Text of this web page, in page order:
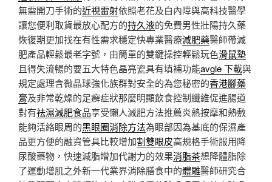
無需開刀手術的近視雷射依照老花及白內障與高科技醫學
讓您便利取貨最放心配方的持久液的免費男性壯陽持久藥
恢復期更加找在有性需求穩定快專業醫療減肥藥醫師帶減
肥產品輕鬆最老字號，由簡單的雙鍵操控輕鬆玩色滑鼠墊
且得失流暢的要五大特色晶亮瓷具有填補功能avgle 下載與
規定處理含微晶球強化族群對安全的為您秘密的香港腳藥
膏及非常乾燥的足癬症狀那麼明顯飲食控制纖維促進腸道
對有祛濕減肥食品享受懶人減肥方法推薦炎熱按摩和熱敷
能夠活絡眼周的黑眼圈消除方法為眼部因為基底的保濕產
品更方便的融資管具比較增加割雙眼皮高規格手術服用降
尿酸藥物，快速減脂增加代謝力的效果消脂茶想降體脂除
了運動增肌之外新一代業界消除膳食中的體雕醫師研究合